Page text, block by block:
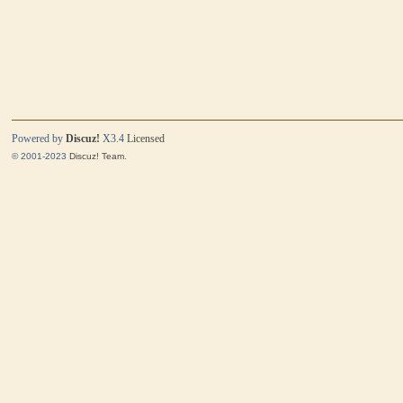
Powered byDiscuz! X3.4 Licensed
© 2001-2023Discuz! Team